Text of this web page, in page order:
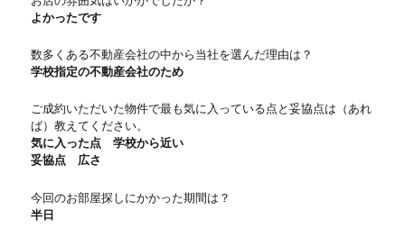
よかったです
数多くある不動産会社の中から当社を選んだ理由は？
学校指定の不動産会社のため
ご成約いただいた物件で最も気に入っている点と妥協点は（あれ
ば）教えてください。
気に入った点 学校から近い
妥協点 広さ
今回のお部屋探しにかかった期間は？
半日